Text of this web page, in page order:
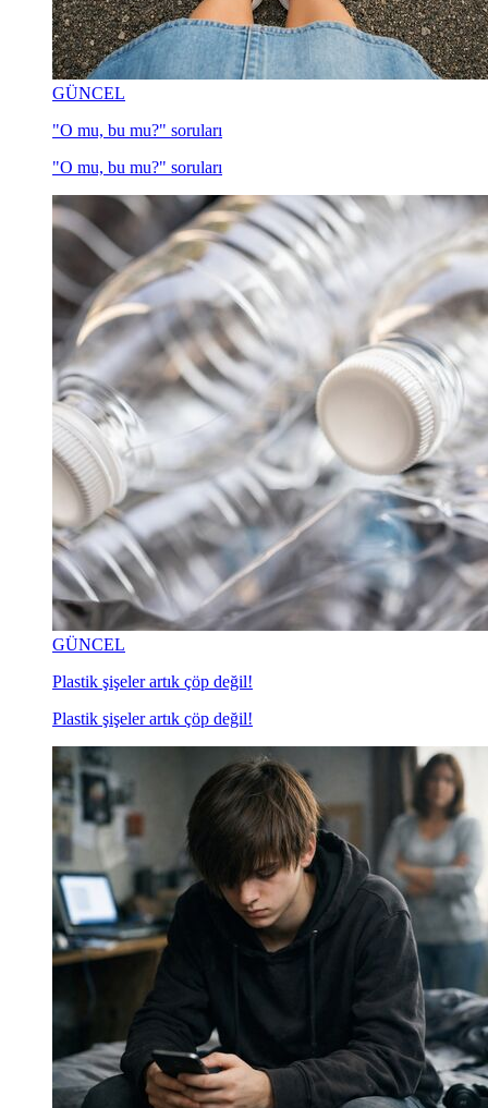
GÜNCEL
"O mu, bu mu?" soruları
"O mu, bu mu?" soruları
GÜNCEL
Plastik şişeler artık çöp değil!
Plastik şişeler artık çöp değil!